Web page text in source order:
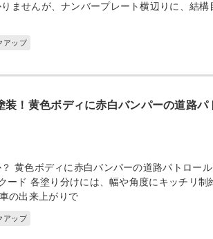
ませんが、ナンバープレート横辺りに、結構
アップ
装！黄色ボディに赤白バンパーの道路パ
黄色ボディに赤白バンパーの道路パトロール
ード 各塗り分けには、幅や角度にキッチリ制
の出来上がりで
アップ